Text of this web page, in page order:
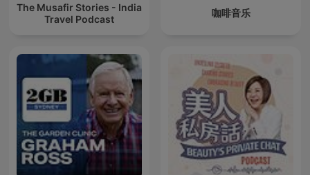
The Musafir Stories - India
Travel Podcast
咖啡音乐